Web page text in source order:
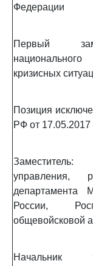
Федерации
Первый
кризисных
Позиция
РФ от 17.05.2017
управления,
департамента
России,
общевойсковой
Начальник